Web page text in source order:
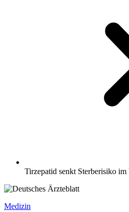
Tirzepatid senkt Sterberisiko
Medizin